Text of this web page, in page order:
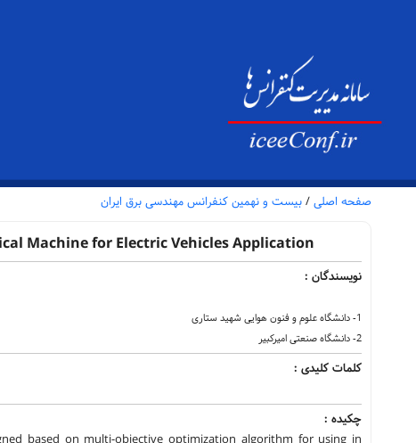
صفحه اصلی / بیست و نهمین کنفرانس مهندسی برق ایران
Machine for Electric Vehicles Application
نویسندگان :
1- دانشگاه علوم و فنون هوایی شهید ستاری
2- دانشگاه صنعتی امیرکبیر
کلمات کلیدی :
چکیده :
based on multi-objective optimization algorithm for using in